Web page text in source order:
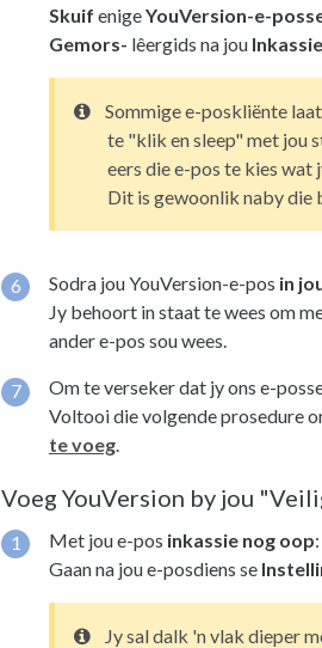
Skuif enigeYouVersion-e-
Gemors- lêergids na jou Inkassie
Sommige e-poskliënte
te "klik en sleep" met jou
eers die e-pos te kies wat
Dit is gewoonlik naby die
Sodra jou YouVersion-e-pos in
Jy behoort in staat te wees om
ander e-pos sou wees.
Om te verseker dat jy ons e-
Voltooi die volgende prosedure
te voeg.
Voeg YouVersion by jou
Met jou e-pos inkassie nog oop:
Gaan na jou e-posdiens se
Jy sal dalk 'n vlak dieper